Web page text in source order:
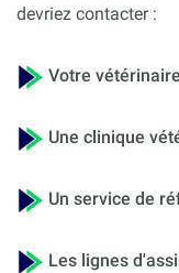
devriez contacter :
Votre
Une clinique
Un service de
Les lignes